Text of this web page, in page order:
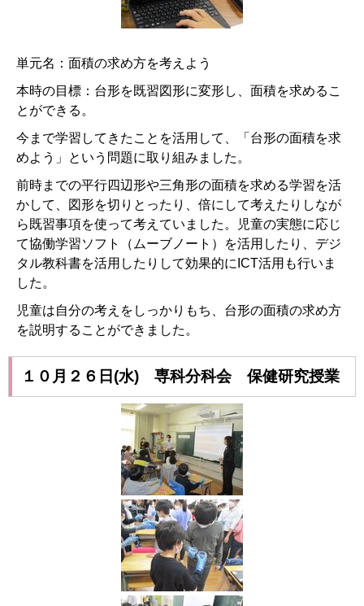
単元名：面積の求め方を考えよう
本時の目標：台形を既習図形に変形し、面積を求めるこ
とができる。
今まで学習してきたことを活用して、「台形の面積を求
めよう」という問題に取り組みました。
前時までの平行四辺形や三角形の面積を求める学習を活
かして、図形を切りとったり、倍にして考えたりしなが
ら既習事項を使って考えていました。児童の実態に応じ
て協働学習ソフト（ムーブノート）を活用したり、デジ
タル教科書を活用したりして効果的にICT活用も行いま
した。
児童は自分の考えをしっかりもち、台形の面積の求め方
を説明することができました。
１０月２６日(水) 専科分科会 保健研究授業